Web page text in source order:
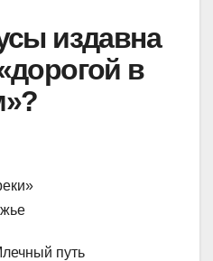
издавна
в
путь